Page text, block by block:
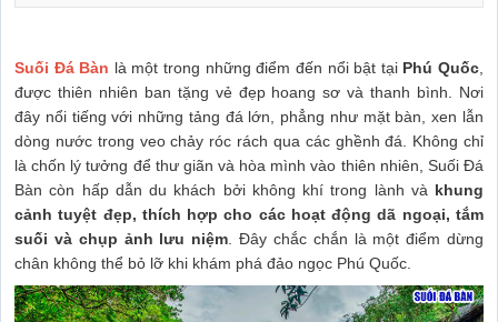
Suối Đá Bàn là một trong những điểm đến nổi bật tại Phú Quốc
được thiên nhiên ban tặng vẻ đẹp hoang sơ và thanh bình. Nơi
đây nổi tiếng với những tảng đá lớn, phẳng như mặt bàn, xen lẫn
dòng nước trong veo chảy róc rách qua các ghềnh đá. Không chỉ
là chốn lý tưởng để thư giãn và hòa mình vào thiên nhiên, Suối Đá
Bàn còn hấp dẫn du khách bởi không khí trong lành và khung
cảnh tuyệt đẹp, thích hợp cho các hoạt động dã ngoại, tắm
suối và chụp ảnh lưu niệm . Đây chắc chắn là một điểm dừng
chân không thể bỏ lỡ khi khám phá đảo ngọc Phú Quốc.